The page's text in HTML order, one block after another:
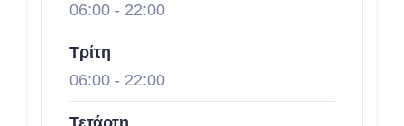
06:00 - 22:00
Τρίτη
06:00 - 22:00
Τετάρτη